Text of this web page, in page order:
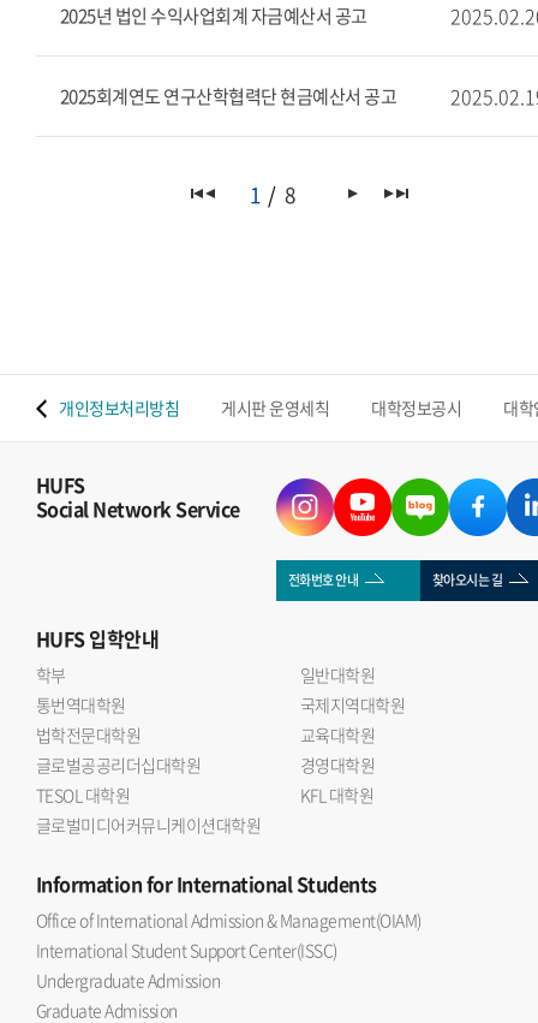
2025년 법인 수익사업회계 자금예산서 공고
2025회계연도 연구산학협력단 현금예산서 공고
1 8
개인정보처리방침 게시판 운영세칙 대학정보공시 대
HUFS
Social Network Service
전화번호 안내 찾아오시는 길
HUFS입학안내
학부
일반대학원
통번역대학원
국제지역대학원
법학전문대학원
교육대학원
글로벌공공리더십대학원
경영대학원
TESOL 대학원
KFL 대학원
글로벌미디어커뮤니케이션대학원
Informationfor International Students
Office of International Admission & Management(OIAM)
International Student Support Center(ISSC)
Undergraduate Admission
Graduate Admission